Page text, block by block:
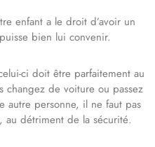
enfant a le droit d’avoir un
bien lui convenir.
ci doit être parfaitement au
changez de voiture ou passez
autre personne, il ne faut pas
au détriment de la sécurité.